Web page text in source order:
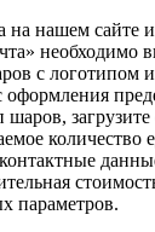
на нашем сайте
необходимо
с логотипом
количество
параметров.